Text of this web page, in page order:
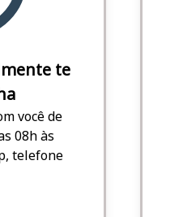
te
você de
08h às
telefone